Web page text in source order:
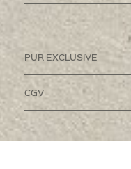
PUR EXCLUSIVE
CGV